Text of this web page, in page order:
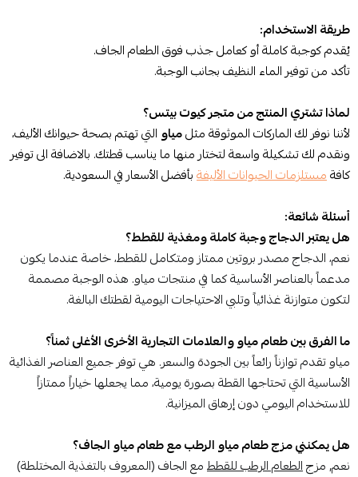
طريقة الاستخدام:
يُقدم كوجبة كاملة أو كعامل جذب فوق الطعام الجاف.
تأكد من توفير الماء النظيف بجانب الوجبة.
لماذا تشتري المنتج من متجر كيوت بيتس؟
لأننا نوفر لك الماركات الموثوقة مثلمياو التي تهتم بصحة حيوانك الأليف،
ونقدم لك تشكيلة واسعة لتختار منها ما يناسب قطتك. بالاضافة الى توفير
كافةمستلزمات الحيوانات الأليفةبأفضل الأسعار في السعودية.
أسئلة شائعة:
هل يعتبر الدجاج وجبة كاملة ومغذية للقطط؟
نعم، الدجاج مصدر بروتين ممتاز ومتكامل للقطط، خاصة عندما يكون
مدعماً بالعناصر الأساسية كما في منتجات مياو. هذه الوجبة مصممة
لتكون متوازنة غذائياً وتلبي الاحتياجات اليومية لقطتك البالغة.
ما الفرق بين طعام مياو والعلامات التجارية الأخرى الأغلى ثمناً؟
مياو تقدم توازناً رائعاً بين الجودة والسعر. هي توفر جميع العناصر الغذائية
الأساسية التي تحتاجها القطة بصورة يومية، مما يجعلها خياراً ممتازاً
للاستخدام اليومي دون إرهاق الميزانية.
هل يمكنني مزج طعام مياو الرطب مع طعام مياو الجاف؟
نعم, مزجالطعام الرطب للقططمع الجاف (المعروف بالتغذية المختلطة)